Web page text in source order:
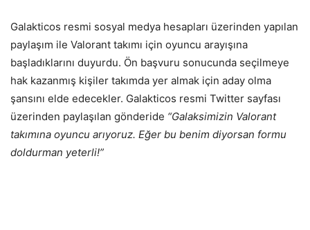
Galakticos resmi sosyal medya hesapları üzerinden yapılan
paylaşım ile Valorant takımı için oyuncu arayışına
başladıklarını duyurdu. Ön başvuru sonucunda seçilmeye
hak kazanmış kişiler takımda yer almak için aday olma
şansını elde edecekler. Galakticos resmi Twitter sayfası
üzerinden paylaşılan gönderide “Galaksimizin Valorant
takımına oyuncu arıyoruz. Eğer bu benim diyorsan formu
doldurman yeterli!”